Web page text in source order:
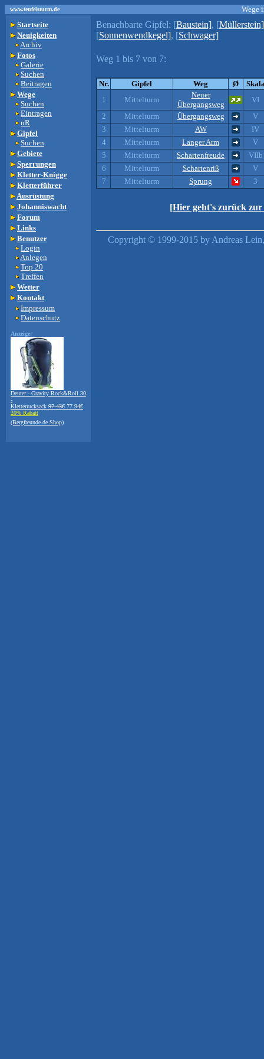
www.teufelsturm.de
Wege
Startseite
Neuigkeiten
Archiv
Fotos
Galerie
Suchen
Beitragen
Wege
Suchen
Eintragen
nR
Gipfel
Suchen
Gebiete
Sperrungen
Kletter-Knigge
Kletterführer
Ausrüstung
Johanniswacht
Forum
Links
Benutzer
Login
Anlegen
Top 20
Treffen
Wetter
Kontakt
Impressum
Datenschutz
Anzeige:
Deuter - Gravity Rock&Roll 30
-
Kletterrucksack 97.43€ 77.94€
20% Rabatt
(Bergfreunde.de Shop)
Benachbarte Gipfel: [Baustein], [Müllerstein]
[Sonnenwendkegel], [Schwager]
Weg 1 bis 7 von 7:
Nr. Gipfel Weg Ø
1
Mittelturm
Neuer
Übergangsweg
VI
2
Mittelturm Übergangsweg
V
3
Mittelturm AW
IV
4
Mittelturm Langer Arm
V
5
Mittelturm Schartenfreude
VIIb
6
Mittelturm Schartenriß
V
7
Mittelturm Sprung 3
[Hier geht's zurück zur
Copyright © 1999-2015 by Andreas